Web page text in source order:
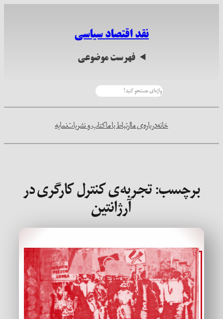
نقد اقتصاد سیاسی
فهرست موضوعی
خانهدرباره‌ی ماارتباط با ماکتاب و نشریاتنمایه
برچسب:تجربه‌ی کنترل کارگری در
آرژانتین